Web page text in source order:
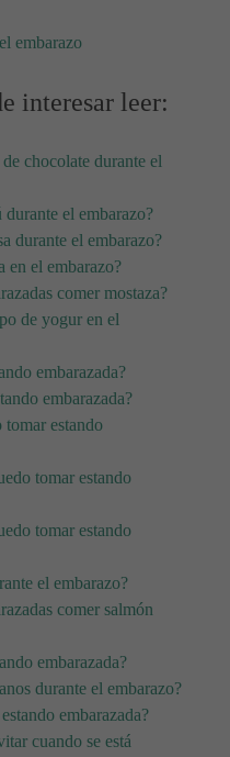
embarazo
interesar leer:
chocolate durante el
el embarazo?
durante el embarazo?
en el embarazo?
comer mostaza?
de yogur en el
embarazada?
embarazada?
tomar estando
tomar estando
tomar estando
el embarazo?
comer salmón
embarazada?
durante el embarazo?
embarazada?
cuando se está